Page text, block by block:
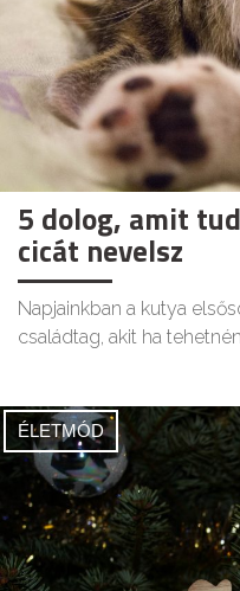
5 dolog, amit
cicát nevelsz
Napjainkban a kutya
családtag, akit ha
ÉLETMÓD